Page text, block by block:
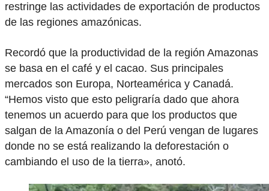
restringe las actividades de exportación de productos
de las regiones amazónicas.
Recordó que la productividad de la región Amazonas
se basa en el café y el cacao. Sus principales
mercados son Europa, Norteamérica y Canadá.
“Hemos visto que esto peligraría dado que ahora
tenemos un acuerdo para que los productos que
salgan de la Amazonía o del Perú vengan de lugares
donde no se está realizando la deforestación o
cambiando el uso de la tierra», anotó.